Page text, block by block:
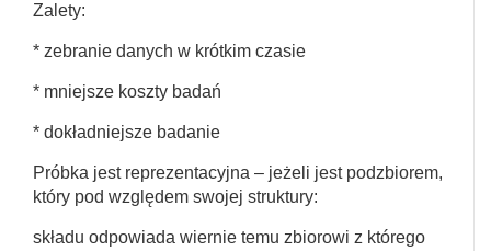
Zalety:
* zebranie danych w krótkim czasie
* mniejsze koszty badań
* dokładniejsze badanie
Próbka jest reprezentacyjna – jeżeli jest podzbiorem,
który pod względem swojej struktury:
składu odpowiada wiernie temu zbiorowi z którego